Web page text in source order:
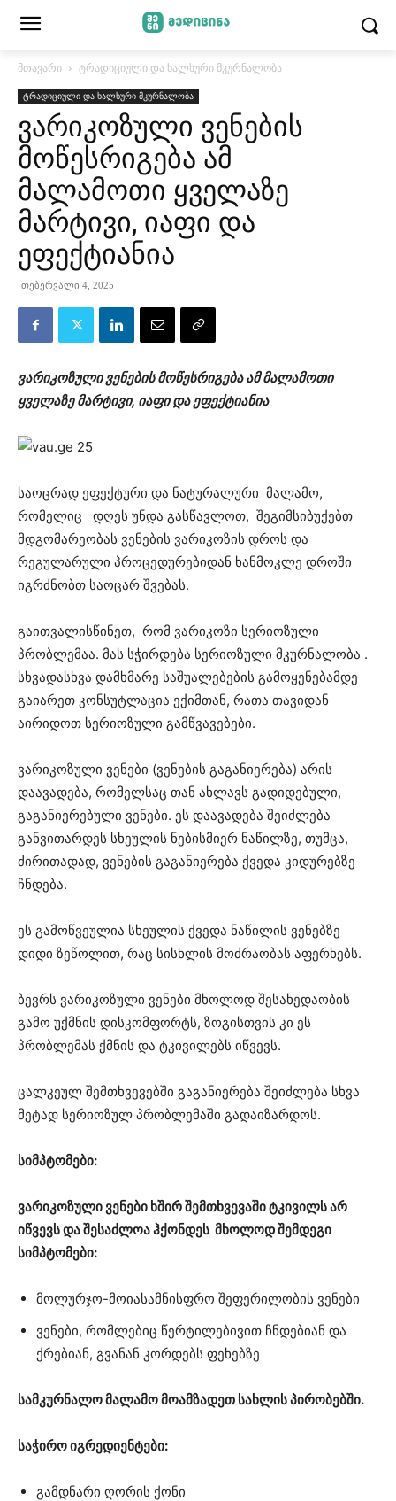
მთავარი ტრადიციული და ხალხური მკურნალობა
ტრადიციული და ხალხური მკურნალობა
ვარიკოზული ვენების
მოწესრიგება ამ
მალამოთი ყველაზე
მარტივი, იაფი და
ეფექტიანია
თებერვალი 4, 2025
ვარიკოზული ვენების მოწესრიგება ამ მალამოთი
ყველაზე მარტივი, იაფი და ეფექტიანია
საოცრად ეფექტური და ნატურალური მალამო,
რომელიც დღეს უნდა გასწავლოთ, შეგიმსიბუქებთ
მდგომარეობას ვენების ვარიკოზის დროს და
რეგულარული პროცედურებიდან ხანმოკლე დროში
იგრძნობთ საოცარ შვებას.
გაითვალისწინეთ, რომ ვარიკოზი სერიოზული
პრობლემაა. მას სჭირდება სერიოზული მკურნალობა .
სხვადასხვა დამხმარე საშუალებების გამოყენებამდე
გაიარეთ კონსუტლაცია ექიმთან, რათა თავიდან
აირიდოთ სერიოზული გამწვავებები.
ვარიკოზული ვენები (ვენების გაგანიერება) არის
დაავადება, რომელსაც თან ახლავს გადიდებული,
გაგანიერებული ვენები. ეს დაავადება შეიძლება
განვითარდეს სხეულის ნებისმიერ ნაწილზე, თუმცა,
ძირითადად, ვენების გაგანიერება ქვედა კიდურებზე
ჩნდება.
ეს გამოწვეულია სხეულის ქვედა ნაწილის ვენებზე
დიდი ზეწოლით, რაც სისხლის მოძრაობას აფერხებს.
ბევრს ვარიკოზული ვენები მხოლოდ შესახედაობის
გამო უქმნის დისკომფორტს, ზოგისთვის კი ეს
პრობლემას ქმნის და ტკივილებს იწვევს.
ცალკეულ შემთხვევებში გაგანიერება შეიძლება სხვა
მეტად სერიოზულ პრობლემაში გადაიზარდოს.
სიმპტომები:
ვარიკოზული ვენები ხშირ შემთხვევაში ტკივილს არ
იწვევს და შესაძლოა ჰქონდეს მხოლოდ შემდეგი
სიმპტომები:
მოლურჯო-მოიასამნისფრო შეფერილობის ვენები
ვენები, რომლებიც წერტილებივით ჩნდებიან და
ქრებიან, გვანან კორდებს ფეხებზე
სამკურნალო მალამო მოამზადეთ სახლის პირობებში.
საჭირო იგრედიენტები:
გამდნარი ღორის ქონი